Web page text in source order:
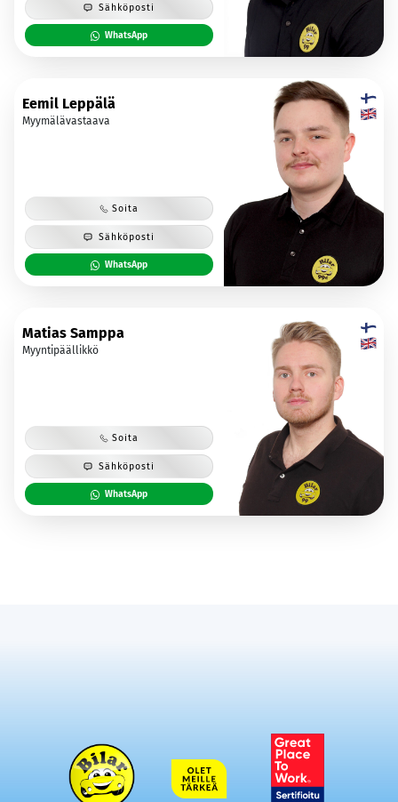
Sähköposti
WhatsApp
Eemil Leppälä
Myymälävastaava
Soita
Sähköposti
WhatsApp
Matias Samppa
Myyntipäällikkö
Soita
Sähköposti
WhatsApp